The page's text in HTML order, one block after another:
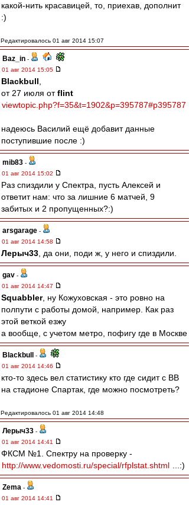
какой-нить красавицей, то, приехав, дополнит
:)
Редактировалось 01 авг 2014 15:07
Baz_in -
01 авг 2014 15:05
Blackbull
от 27 июля отflint
viewtopic.php?f=35&t=1902&p=395787#p395787
надеюсь Василий ещё добавит данные
поступившие после :)
mib83 -
01 авг 2014 15:02
Раз спиздили у Спектра, пусть Алексей и
ответит нам: что за лишние 6 матчей, 9
забитых и 2 пропущенных?:)
arsgarage -
01 авг 2014 14:58
Лерыч33 , да они, поди ж, у него и спиздили.
gav -
01 авг 2014 14:47
Squabbler, ну Кожуховская - это ровно на
полпути с работы домой, например. Как раз
этой веткой езжу
а вообще, с учетом метро, пофигу где в Москве
Blackbull
-
01 авг 2014 14:46
кто-то здесь вел статистику кто где сидит с ВВ
на стадионе Спартак, где можно посмотреть?
Редактировалось 01 авг 2014 14:48
Лерыч33 -
01 авг 2014 14:41
ФКСМ №1. Спектру на проверку -
http://www.vedomosti.ru/special/rfplstat.shtml ...:)
Zema -
01 авг 2014 14:41